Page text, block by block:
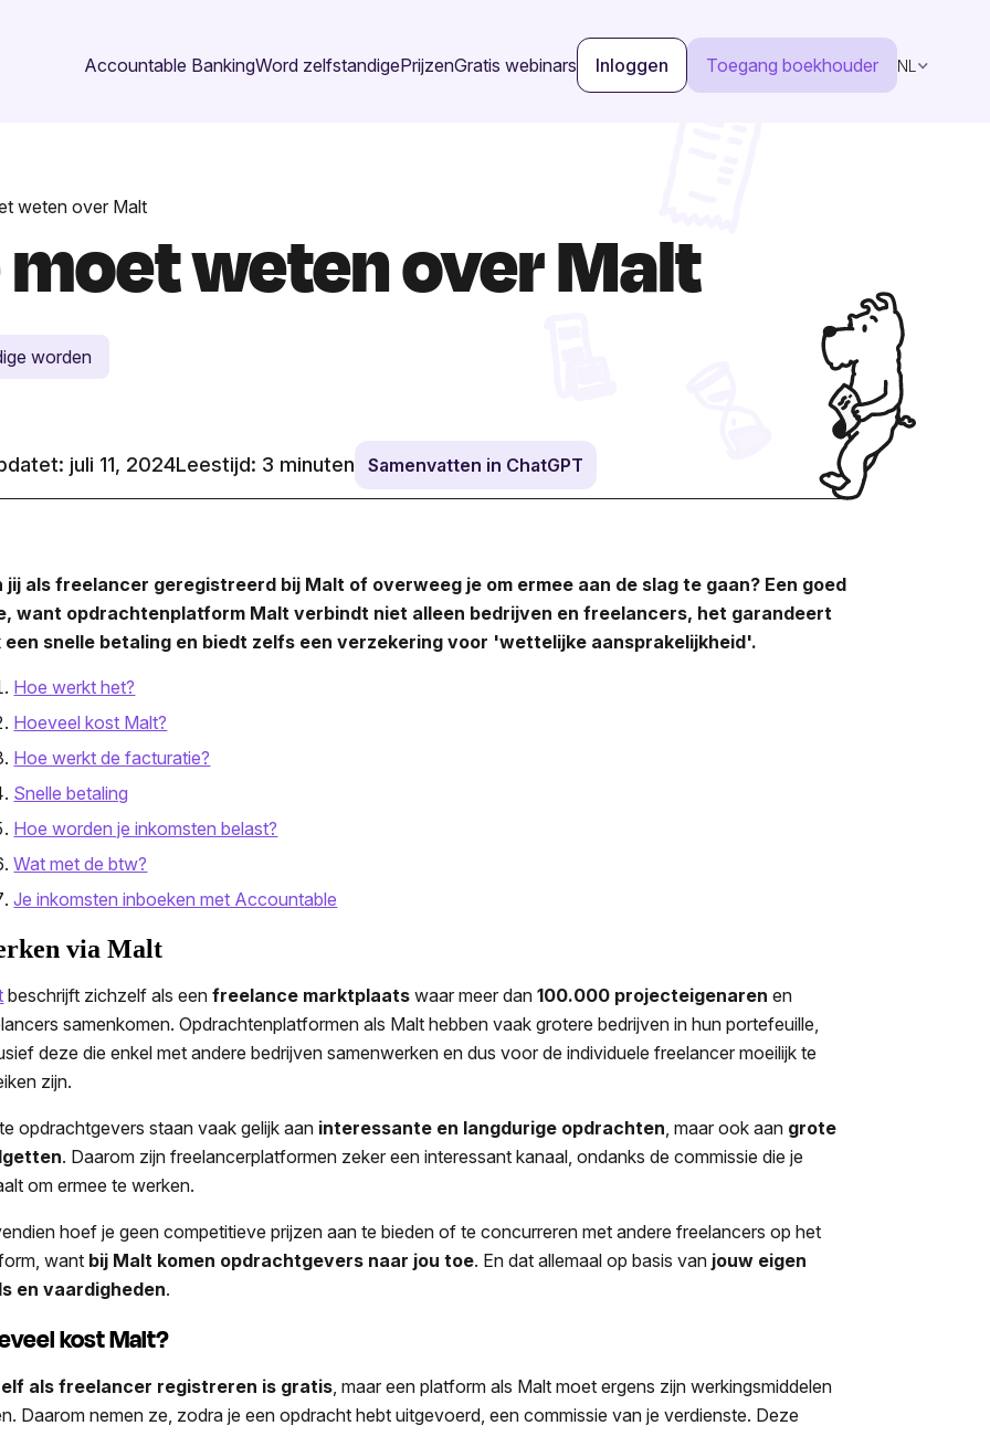
Accountable BankingWord zelfstandigePrijzenGratis webinars Inloggen Toegang boekhouder NL
weten over Malt
weten over Malt
worden
juli 11, 2024Leestijd: 3 minuten Samenvatten in ChatGPT
jij als freelancer geregistreerd bij Malt of overweeg je om ermee aan de slag te gaan? Een goed
want opdrachtenplatform Malt verbindt niet alleen bedrijven en freelancers, het garandeert
een snelle betaling en biedt zelfs een verzekering voor 'wettelijke aansprakelijkheid'.
Hoe werkt het?
Hoeveel kost Malt?
Hoe werkt de facturatie?
Snelle betaling
Hoe worden je inkomsten belast?
Wat met de btw?
Je inkomsten inboeken met Accountable
via Malt
beschrijft zichzelf als eenfreelance marktplaats waar meer dan100.000 projecteigenaren en
samenkomen. Opdrachtenplatformen als Malt hebben vaak grotere bedrijven in hun portefeuille,
deze die enkel met andere bedrijven samenwerken en dus voor de individuele freelancer moeilijk te
zijn.
opdrachtgevers staan vaak gelijk aan interessante en langdurige opdrachten , maar ook aan grote
. Daarom zijn freelancerplatformen zeker een interessant kanaal, ondanks de commissie die je
om ermee te werken.
hoef je geen competitieve prijzen aan te bieden of te concurreren met andere freelancers op het
want bij Malt komen opdrachtgevers naar jou toe. En dat allemaal op basis van jouw eigen
en vaardigheden.
kost Malt?
als freelancer registreren is gratis , maar een platform als Malt moet ergens zijn werkingsmiddelen
Daarom nemen ze, zodra je een opdracht hebt uitgevoerd, een commissie van je verdienste. Deze